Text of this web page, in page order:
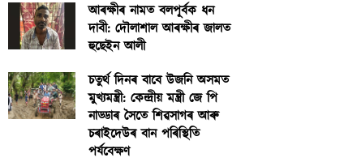
আৰক্ষীৰ নামত বলপূৰ্বক ধন
দাবী: দৌলাশাল আৰক্ষীৰ জালত
হুছেইন আলী
চতুৰ্থ দিনৰ বাবে উজনি অসমত
মুখ্যমন্ত্ৰী: কেন্দ্ৰীয় মন্ত্ৰী জে পি
নাড্ডাৰ সৈতে শিৱসাগৰ আৰু
চৰাইদেউৰ বান পৰিস্থিতি
পৰ্যবেক্ষণ